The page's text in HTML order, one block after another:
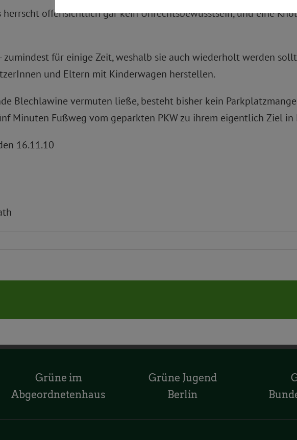
offensichtlich gar kein Unrechtsbewusstsein, und eine
zumindest für einige Zeit, weshalb sie auch wiederholt werden
und Eltern mit Kinderwagen herstellen.
Blechlawine vermuten ließe, besteht bisher kein
Minuten Fußweg vom geparkten PKW zu ihrem eigentlich Ziel in
16.11.10
Grüne im
Abgeordnetenhaus
Grüne Jugend
Berlin